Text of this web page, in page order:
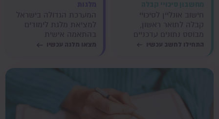
חישוב אונליין לסיכויי
קבלה לתואר ראשון,
מבוסס נתונים עדכניים
התחילו לחשב עכשיו
המערכת הגדולה בישראל
למציאת מלגת לימודים
בהתאמה אישית
מצאו מלגה עכשיו